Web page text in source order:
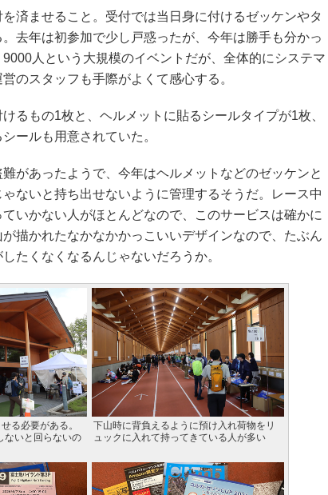
済ませること。受付では当日身に付けるゼッケンやタ
去年は初参加で少し戸惑ったが、今年は勝手も分かっ
人という大規模のイベントだが、全体的にシステマ
のスタッフも手際がよくて感心する。
るもの1枚と、ヘルメットに貼るシールタイプが1枚、
ールも用意されていた。
があったようで、今年はヘルメットなどのゼッケンと
ないと持ち出せないように管理するそうだ。レース中
いかない人がほとんどなので、このサービスは確かに
描かれたなかなかかっこいいデザインなので、たぶん
たくなくなるんじゃないだろうか。
る必要がある。
ないと回らないの
下山時に背負えるように預け入れ荷物をリ
ュックに入れて持ってきている人が多い